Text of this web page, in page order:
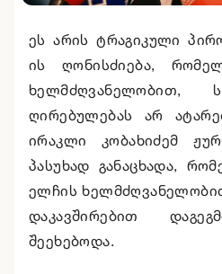
ეს არის ტრაგიკული
ის ღონისძიება,
ხელმძღვანელობით,
ღირებულებას არ
ირაკლი კობახიძემ
პასუხად განაცხადა,
ელჩის
დაკავშირებით
შეეხებოდა.